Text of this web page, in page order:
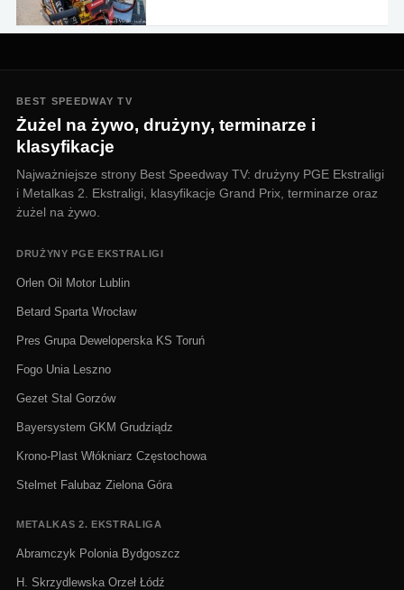
BEST SPEEDWAY TV
Żużel na żywo, drużyny, terminarze i
klasyfikacje
Najważniejsze strony Best Speedway TV: drużyny PGE Ekstraligi
i Metalkas 2. Ekstraligi, klasyfikacje Grand Prix, terminarze oraz
żużel na żywo.
DRUŻYNY PGE EKSTRALIGI
Orlen Oil Motor Lublin
Betard Sparta Wrocław
Pres Grupa Deweloperska KS Toruń
Fogo Unia Leszno
Gezet Stal Gorzów
Bayersystem GKM Grudziądz
Krono-Plast Włókniarz Częstochowa
Stelmet Falubaz Zielona Góra
METALKAS 2. EKSTRALIGA
Abramczyk Polonia Bydgoszcz
H. Skrzydlewska Orzeł Łódź